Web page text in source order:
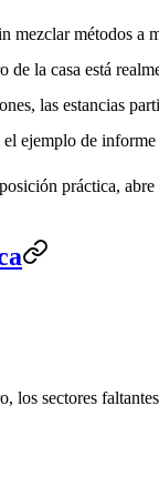
mezclar métodos a
de la casa está
, las estancias
el ejemplo de informe
práctica, abre
los sectores